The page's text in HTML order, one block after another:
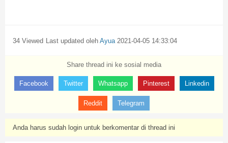
34 Viewed Last updated oleh Ayua 2021-04-05 14:33:04
Share thread ini ke sosial media
Facebook Twitter Whatsapp Pinterest Linkedin
Reddit Telegram
Anda harus sudah login untuk berkomentar di thread ini